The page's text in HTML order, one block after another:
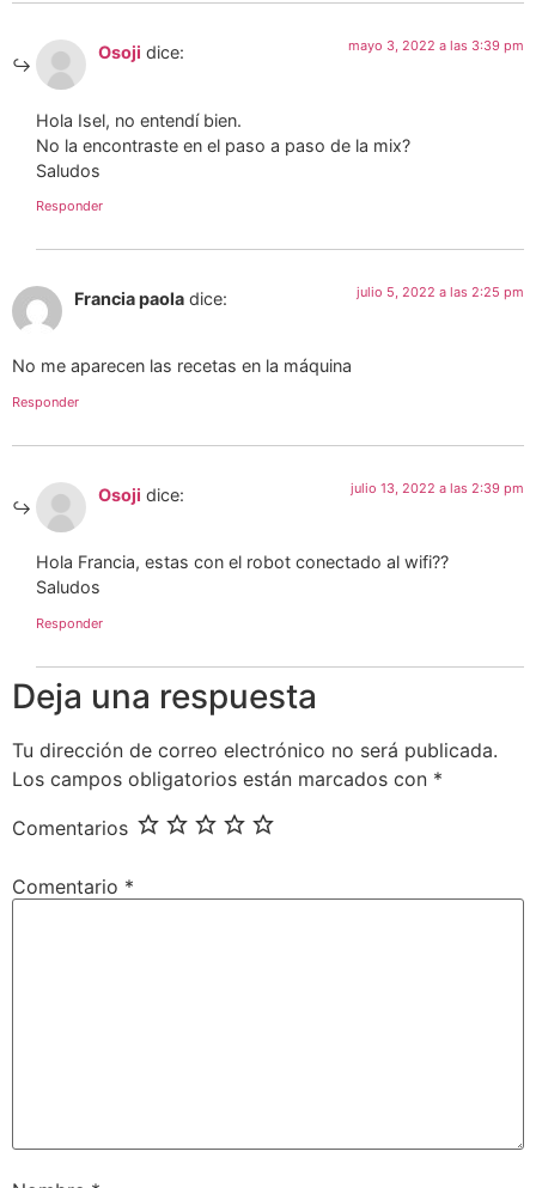
Osoji dice: mayo 3, 2022 a las 3:39 pm
Hola Isel, no entendí bien.
No la encontraste en el paso a paso de la mix?
Saludos
Responder
Francia paola dice: julio 5, 2022 a las 2:25 pm
No me aparecen las recetas en la máquina
Responder
Osoji dice: julio 13, 2022 a las 2:39 pm
Hola Francia, estas con el robot conectado al wifi??
Saludos
Responder
Deja una respuesta
Tu dirección de correo electrónico no será publicada.
Los campos obligatorios están marcados con *
Comentarios
Comentario *